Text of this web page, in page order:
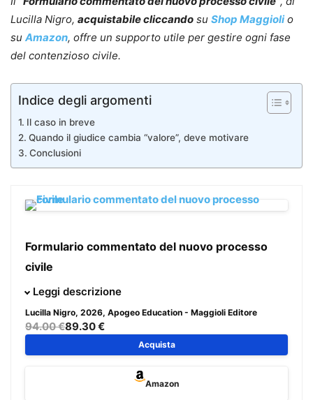
Lucilla Nigro, acquistabile cliccando su Shop Maggiolio
su Amazon, offre un supporto utile per gestire ogni fase
del contenzioso civile.
Indice degli argomenti
Il caso in breve
Quando il giudice cambia “valore”, deve motivare
Conclusioni
Formulario commentato del nuovo processo
civile
Giunto all’VIII edizione, il Formulario commentato del
operativo indispensabile per il professionista che deve
affrontare il processo civile alla luce delle più recenti
riforme.
aggiornato al Decreto Giustizia (D.L. 117/2025,
Leggi descrizione
Lucilla Nigro, 2026, Apogeo Education - Maggioli Editore
94.00 €89.30 €
Acquista
Amazon